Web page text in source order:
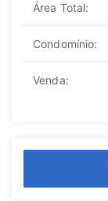
Área Total:
Condomínio:
Venda: